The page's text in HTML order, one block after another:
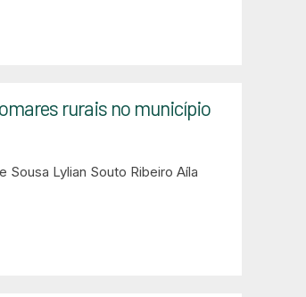
rurais no município
Sousa Lylian Souto Ribeiro Aíla